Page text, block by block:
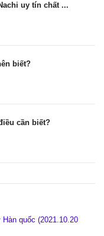
uy tín chất ...
biết?
cần biết?
quốc (2021.10.20